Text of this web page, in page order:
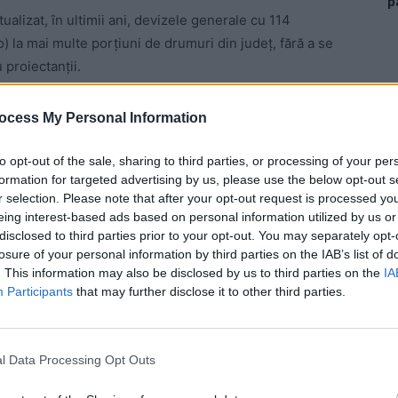
My Personal Information
opt-out of the sale, sharing to third parties, or processing of your
for targeted advertising by us, please use the below opt-out
selection. Please note that after your opt-out request is processed
interest-based ads based on personal information utilized by us
to third parties prior to your opt-out. You may separately
of your personal information by third parties on the IAB’s list of
This information may also be disclosed by us to third parties on the
Participants that may further disclose it to other third parties.
Data Processing Opt Outs
în ultimii ani, devizele generale cu 114
la mai multe porțiuni de drumuri din județ, fără a se
proiectanții.
intersecție DJ 280 D): deviz umflat cu 29,42%.
Advertisement -